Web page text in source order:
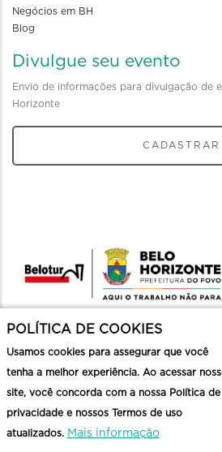
Negócios em BH
Blog
Divulgue seu evento
Envio de informações para divulgação de
Horizonte
CADASTRAR
POLÍTICA DE COOKIES
Usamos cookies para assegurar que você
tenha a melhor experiência. Ao acessar
site, você concorda com a nossa Política de
privacidade e nossos Termos de uso
atualizados. Mais informação